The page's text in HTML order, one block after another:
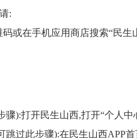
:
或在手机应用商店搜索“民生
骤):打开民生山西,打开“个人
跳过此步骤):在民生山西APP